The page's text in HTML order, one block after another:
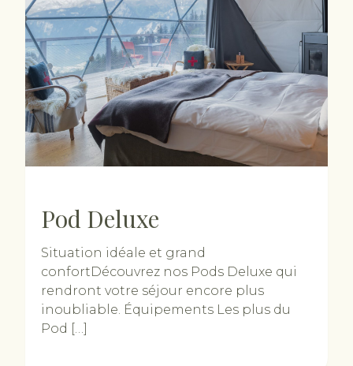
Pod Deluxe
Situation idéale et grand
confortDécouvrez nos Pods Deluxe qui
rendront votre séjour encore plus
inoubliable. Équipements Les plus du
Pod […]